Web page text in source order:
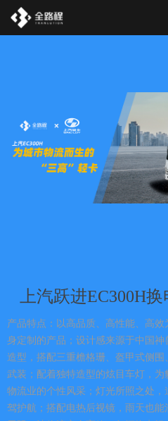
产品特点：以高品质、高性能、高
身定制的产品；设计感来源于中国神
造型，搭配三重檐格珊、盔甲式侧
武装；配着独特造型的炫目车灯，
物流业的个性风采；灯光所照之处
驾护航；搭配电热后视镜，雨天也
上汽跃进EC300H